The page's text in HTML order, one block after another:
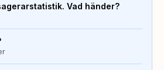
Vad händer?